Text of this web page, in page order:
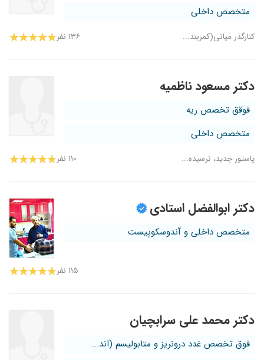
متخصص داخلی
کنارگذر میانی(کمربند... ۱۳۶ نفر
دکتر مسعود ناظمیه
فوقق تخصص ریه
متخصص داخلی
پاستور جدید، نرسیده... ۱۱۰ نفر
دکتر ابوالفضل استادی
متخصص داخلی و آندوسکوپیست
۱۱۵ نفر
دکتر محمد علی سرابچیان
فوق تخصص غدد درونریز و متابولیسم (اند...